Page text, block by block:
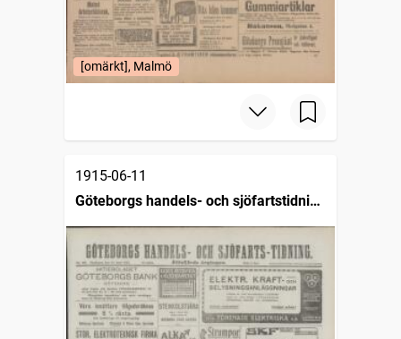
[omärkt], Malmö
1915-06-11
Göteborgs handels- och sjöfartstidning
(1832)